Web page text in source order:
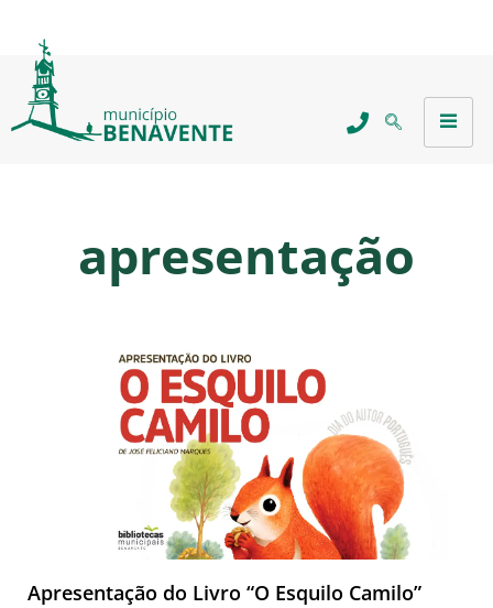
apresentação
Apresentação do Livro “O Esquilo Camilo”